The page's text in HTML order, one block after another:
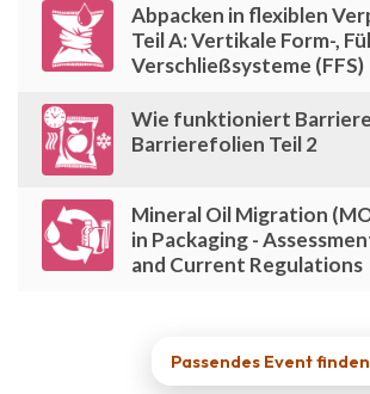
Abpacken in flexiblen
Teil A: Vertikale Form-,
Verschließsysteme (FFS)
Wie funktioniert
Barrierefolien Teil 2
Mineral Oil Migration
in Packaging -
and Current Regulations
Passendes Event